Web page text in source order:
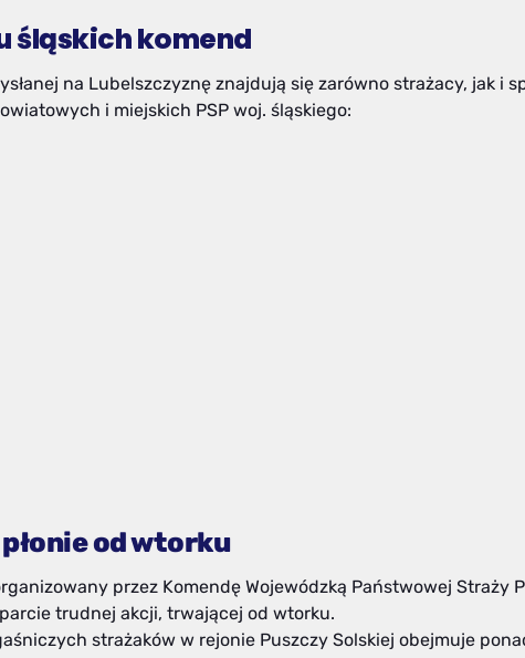
śląskich komend
na Lubelszczyznę znajdują się zarówno strażacy, jak i
i miejskich PSP woj. śląskiego:
od wtorku
przez Komendę Wojewódzką Państwowej Straży
trudnej akcji, trwającej od wtorku.
strażaków w rejonie Puszczy Solskiej obejmuje